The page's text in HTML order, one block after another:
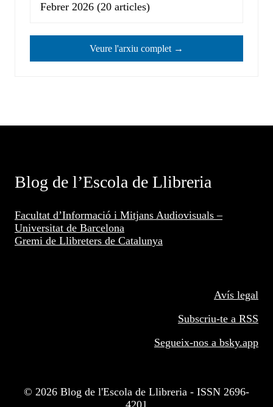
Febrer 2026 (20 articles)
Veure l'arxiu complet →
Blog de l’Escola de Llibreria
Facultat d’Informació i Mitjans Audiovisuals –
Universitat de Barcelona
Gremi de Llibreters de Catalunya
Avís legal
Subscriu-te a RSS
Segueix-nos a bsky.app
© 2026 Blog de l'Escola de Llibreria - ISSN 2696-